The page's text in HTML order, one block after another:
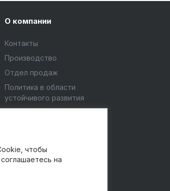
О компании
Контакты
Производство
Отдел продаж
Политика в области
устойчивого развития
Правовая информация
чтобы
на